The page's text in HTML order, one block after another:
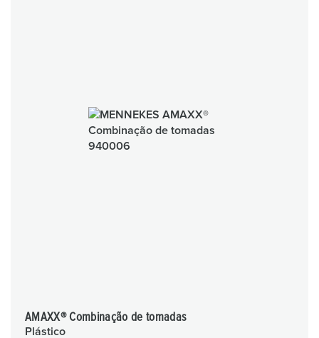
AMAXX® Combinação de tomadas
Plástico